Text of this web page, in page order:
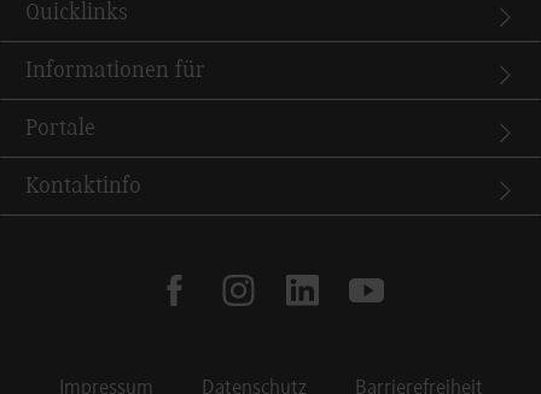
Quicklinks
Informationen für
Portale
Kontaktinfo
facebookinstagramlinkedin youtube